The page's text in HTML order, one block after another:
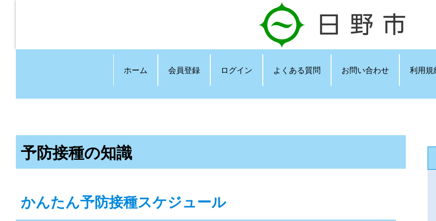
ホーム 会員登録 ログイン よくある質問 お問い合わせ 利用規
予防接種の知識
かんたん予防接種スケジュール